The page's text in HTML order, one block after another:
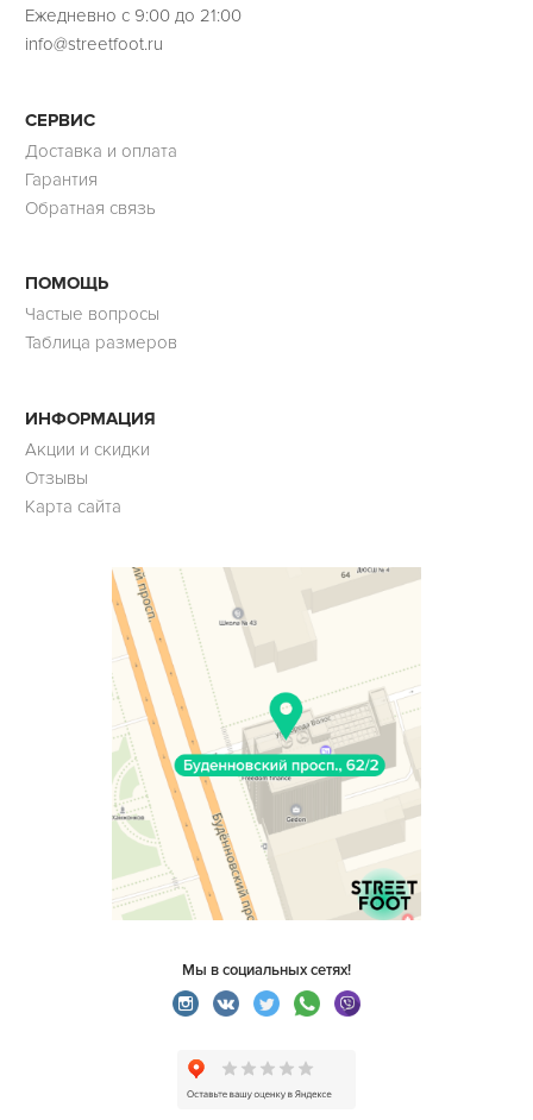
Ежедневно с 9:00 до 21:00
info@streetfoot.ru
СЕРВИС
Доставка и оплата
Гарантия
Обратная связь
ПОМОЩЬ
Частые вопросы
Таблица размеров
ИНФОРМАЦИЯ
Акции и скидки
Отзывы
Карта сайта
Мы в социальных сетях!